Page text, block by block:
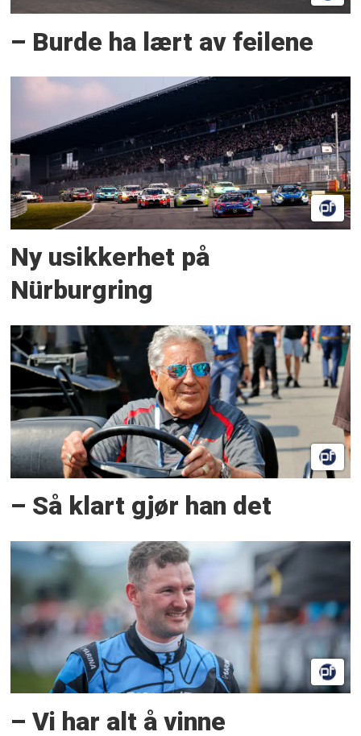
– Burde ha lært av feilene
Ny usikkerhet på
Nürburgring
– Så klart gjør han det
– Vi har alt å vinne